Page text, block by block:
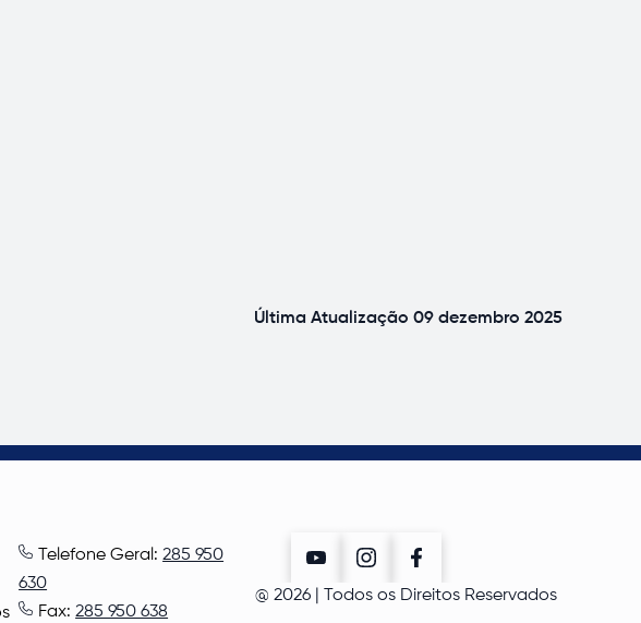
Última Atualização 09 dezembro 2025
@ 2026 | Todos os Direitos Reservados
Telefone Geral:285 950
630
Fax:285 950 638